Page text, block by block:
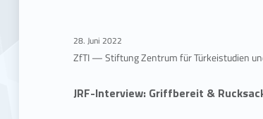
28. Juni 2022
ZfTI — Stiftung Zentrum für Türkeistudien
JRF-Interview: Griffbereit &